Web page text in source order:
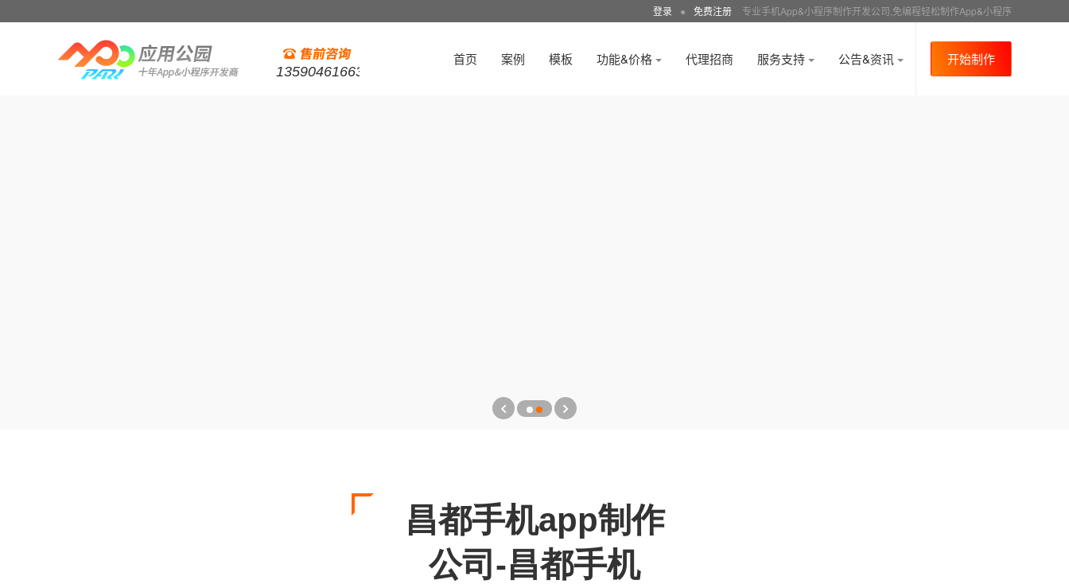
登录 ● 免费注册 专业手机App&小程序制作开发公司,免编程轻松制作App&小程序
13590461663
首页 案例 模板 功能&价格 代理招商 服务支持 公告&资讯 开始制作
昌都手机app制作
公司-昌都手机